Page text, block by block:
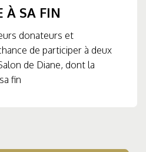
À SA FIN
donateurs et
de participer à deux
de Diane, dont la
fin